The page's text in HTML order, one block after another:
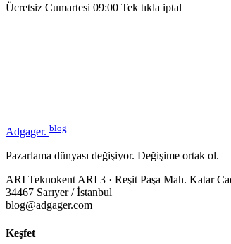
Ücretsiz Cumartesi 09:00 Tek tıkla iptal
Adgager. blog
Pazarlama dünyası değişiyor. Değişime ortak ol.
ARI Teknokent ARI 3 · Reşit Paşa Mah. Katar
34467 Sarıyer / İstanbul
blog@adgager.com
Keşfet